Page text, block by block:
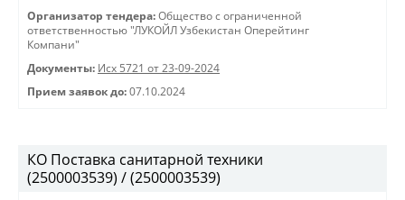
Организатор тендера: Общество с ограниченной
ответственностью "ЛУКОЙЛ Узбекистан Оперейтинг
Компани"
Документы: Исх 5721 от 23-09-2024
Прием заявок до: 07.10.2024
КО Поставка санитарной техники
(2500003539) / (2500003539)